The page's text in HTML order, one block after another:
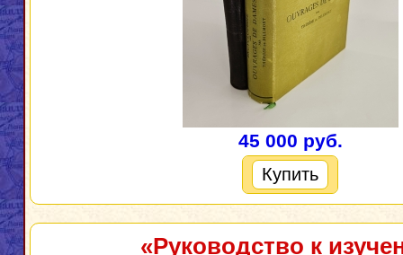
45 000 руб.
Купить
«Руководство к